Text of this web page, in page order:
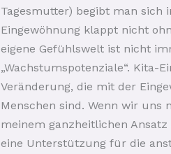
Tagesmutter) begibt man sich
Eingewöhnung klappt nicht
eigene Gefühlswelt ist nicht
„Wachstumspotenziale“.
Veränderung, die mit der
Menschen sind. Wenn wir
meinem ganzheitlichen
eine Unterstützung für die
haben
können